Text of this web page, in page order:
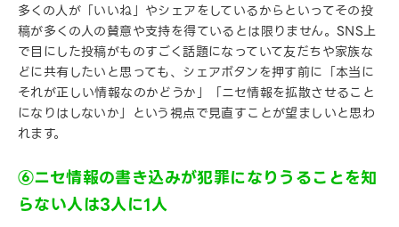
多くの人が「いいね」やシェアをしているからといってその投
稿が多くの人の賛意や支持を得ているとは限りません。SNS上
で目にした投稿がものすごく話題になっていて友だちや家族な
どに共有したいと思っても、シェアボタンを押す前に「本当に
それが正しい情報なのかどうか」「ニセ情報を拡散させること
になりはしないか」という視点で見直すことが望ましいと思わ
れます。
⑥ニセ情報の書き込みが犯罪になりうることを知
らない人は3人に1人